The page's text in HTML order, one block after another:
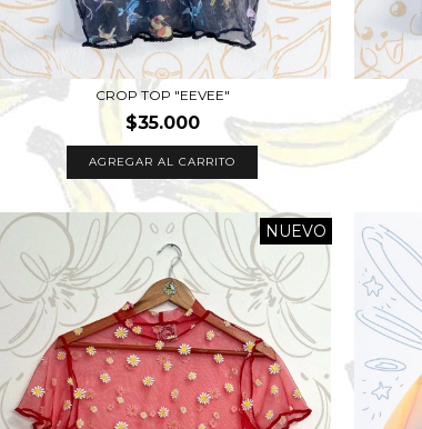
CROP TOP "EEVEE"
$35.000
AGREGAR AL CARRITO
NUEVO